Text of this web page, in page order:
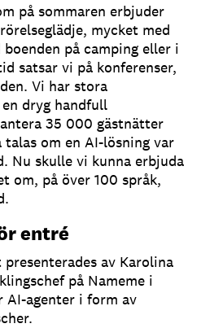
på sommaren erbjuder
mycket med
på camping eller i
satsar vi på konferenser,
Vi har stora
dryg handfull
35 000 gästnätter
talas om en AI-lösning var
Nu skulle vi kunna erbjuda
om, på över 100 språk,
entré
av Karolina
på Nameme i
AI-agenter i form av